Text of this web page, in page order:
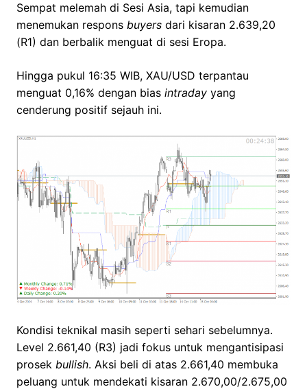
Sempat melemah di Sesi Asia, tapi kemudian
menemukan respons buyers dari kisaran 2.639,20
(R1) dan berbalik menguat di sesi Eropa.
Hingga pukul 16:35 WIB, XAU/USD terpantau
menguat 0,16% dengan bias intraday yang
cenderung positif sejauh ini.
Kondisi teknikal masih seperti sehari sebelumnya.
Level 2.661,40 (R3) jadi fokus untuk mengantisipasi
prosek bullish. Aksi beli di atas 2.661,40 membuka
peluang untuk mendekati kisaran 2.670,00/2.675,00